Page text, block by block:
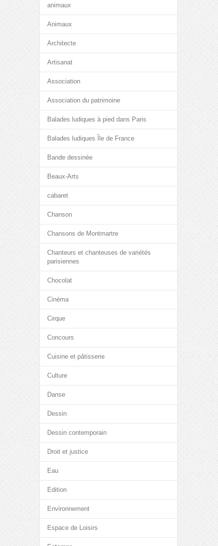
animaux
Animaux
Architecte
Artisanat
Association
Association du patrimoine
Balades ludiques à pied dans Paris
Balades ludiques Île de France
Bande dessinée
Beaux-Arts
cabaret
Chanson
Chansons de Montmartre
Chanteurs et chanteuses de variétés
parisiennes
Chocolat
Cinéma
Cirque
Concours
Cuisine et pâtisserie
Culture
Danse
Dessin
Dessin contemporain
Droit et justice
Eau
Edition
Environnement
Espace de Loisirs